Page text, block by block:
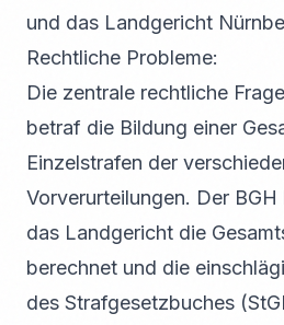
und das Landgericht
Rechtliche Probleme:
Die zentrale rechtliche
betraf die Bildung einer
Einzelstrafen der
Vorverurteilungen. Der
das Landgericht die
berechnet und die
des Strafgesetzbuches